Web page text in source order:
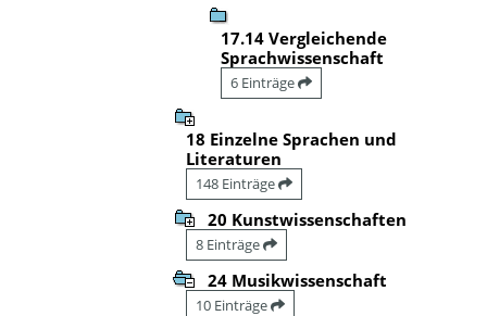
17.14 Vergleichende
Sprachwissenschaft
6 Einträge
18 Einzelne Sprachen und
Literaturen
148 Einträge
20 Kunstwissenschaften
8 Einträge
24 Musikwissenschaft
10 Einträge